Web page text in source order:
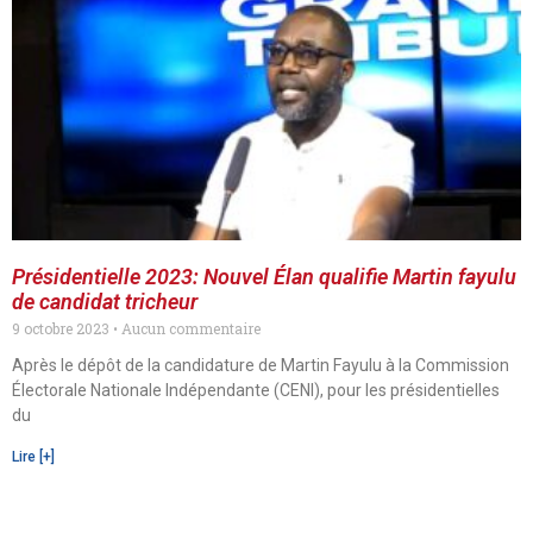
Présidentielle 2023: Nouvel Élan qualifie Martin fayulu
de candidat tricheur
9 octobre 2023
Aucun commentaire
Après le dépôt de la candidature de Martin Fayulu à la Commission
Électorale Nationale Indépendante (CENI), pour les présidentielles
du
Lire [+]